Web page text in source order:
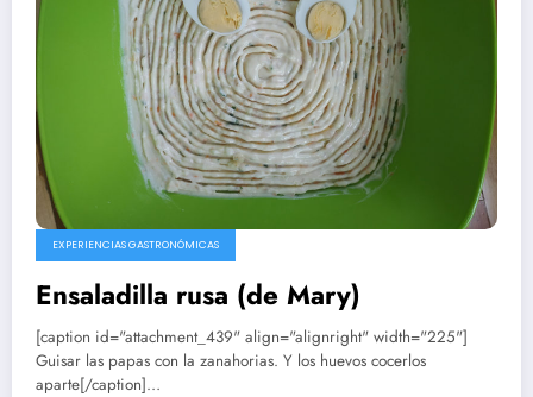
EXPERIENCIAS GASTRONÓMICAS
Ensaladilla rusa (de Mary)
[caption id="attachment_439" align="alignright" width="225"]
Guisar las papas con la zanahorias. Y los huevos cocerlos
aparte[/caption]…